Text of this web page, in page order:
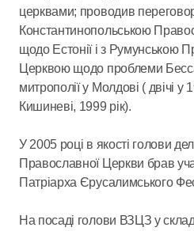
церквами; проводив
Константинопольською
щодо Естонії і з Румунською
Церквою щодо проблеми
митрополії у Молдові ( двічі у
Кишиневі, 1999 рік).
У 2005 році в якості голови
Православної Церкви брав
Патріарха Єрусалимського
На посаді голови ВЗЦЗ у